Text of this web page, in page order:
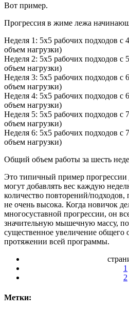
Вот пример.
Прогрессия в жиме лежа
Неделя 1: 5x5 рабочих подходов с
объем нагрузки)
Неделя 2: 5x5 рабочих подходов с
объем нагрузки)
Неделя 3: 5x5 рабочих подходов с
объем нагрузки)
Неделя 4: 5x5 рабочих подходов с
объем нагрузки)
Неделя 5: 5x5 рабочих подходов с
объем нагрузки)
Неделя 6: 5x5 рабочих подходов с
объем нагрузки)
Общий объем работы за шесть
Это типичный пример
могут добавлять вес каждую
количество повторений/подходов,
не очень высока. Когда новичок
многосуставной прогрессии, он
значительную мышечную массу,
существенное увеличение общего
протяжении всей программы.
1
2
Метки: